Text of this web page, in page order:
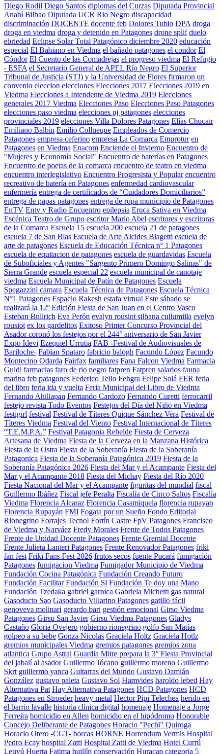
Diego Rodil Diego Santos diplomas del Curzas Diputada Provincial
Anahí Bilbao Diputada UCR Rio Negro discapacidad
discriminación DOCENTE docente feb Dolores Tubio DPA droga
droga en viedma droga y detenido en Patagones drone splif duelo
ebriedad Eclipse Solar Total Patagónico diciembre 2020 educación
especial El Bahiano en Viedma el bañado patagones el condor El
Cóndor El Cuento de las Comadrejas el progreso viedma El Refugio
- ESFA el Secretario General de APEL Río Negro El Superior
Tribunal de Justicia (STJ) y la Universidad de Flores firmaron un
convenio eleccion elecciones Elecciones 2017 Elecciones 2019 en
Viedma Elecciones a Intendente de Viedma 2019 Elecciones
generales 2017 Viedma Elecciones Paso Elecciones Paso Patagones
elecciones paso viedma elecciones pj patagones elecciones
provinciales 2019 elecciones Villa Dolores Patagones Elías Chucair
Emiliano Balbin Emilio Collueque Empleados de Comercio
Patagones empresa ceferino empresa La Comarca Emprotur en
Patagones en Viedma Enacom Enciende el Invierno Encuentro de
"Mujeres y Economía Social" Encuentro de baterías en Patagones
Encuentro de poetas de la comarca encuentro de teatro en viedma
encuentro interlegislativo Encuentro Progresista y Popular encuentro
recreativo de batería en Patagones enfermedad cardiovascular
enfermería entrega de certificados de “Cuidadores Domiciliarios”
entrega de papas patagones entrega de ropa municipio de Patagones
EnTV Entv y Radio Encuentro epilepsia Eruca Sativa en Viedma
Escénica Teatro de Grupo escritor Mario Abel escritores y escritoras
de la Comarca Escuela 15 escuela 200 escuela 21 de patagones
escuela 7 de San Blas Escuela de Arte Alcides Biagetti escuela de
arte de patagones Escuela de Educación Técnica n° 1 Patagones
escuela de equitacion de patagones escuela de guardavidas Escuela
de Suboficiales y Agentes "Sargento Primero Domingo Salinas" de
Sierra Grande escuela especial 22 escuela municipal de canotaje
viedma Escuela Municipal de Patín de Patagones Escuela
Spegazzini camara Escuela Técnica de Patagones Escuela Técnica
N°1 Patagones Espacio Rakesh estafa virtual Este sábado se
realizará la 12º Edición Fiesta de San Juan en el Centro Vasco
Esteban Bullrich Eva Perón evalyn rousiot silbana cullumilla evelyn
rousiot ex los gardelitos Exitoso Primer Concurso Provincial del
Asador coronó los festejos por el 244° aniversario de San Javier
Expo Idevi Ezequiel Urrutia FAB -Festival de Audiovisuales de
Bariloche- Fabian Spataro fabricio balogh Facundo López Facundo
Montecino Odarda Fairfax familiares Fana Falcon Viedma Farmacia
Guidi farmacias faro de rio negro fatpren Fatpren salarios fauna
marina feb patagones Federico Tello Fehgra Felipe Solá FER feria
del libro feria ida y vuelta Feria Municipal del Libro de Viedma
Fernando Ahillapan Fernando Cardozo Fernando Curetti ferrocarril
festejo revista Todo Eventos Festejos del Día del Niño en Viedma
festigirl festival Festival de Títeres Quique Sánchez Vera Festival de
Títeres Viedma Festival del Viento Festival Internacional de Títeres
“T.E.M.P.A.” Festival Patagonia Rebelde Fiesta de Cerveza
Artesana de Viedma Fiesta de la Cerveza en la Manzana Histórica
Fiesta de la Ostra Fiesta de la Soberanía Fiesta de la Soberanía
Patagonica Fiesta de la Soberanía Patagónica 2019 Fiesta de la
Soberanía Patagónica 2026 Fiesta del Mar y el Acampante Fiesta del
Mar y el Acampante 2018 Fiesta del Michay Fiesta del Río 2020
Fiesta Nacional del Mar y el Acampante figuritas del mundial fiscal
Guillermo Ibáñez Fiscal jefe Peralta Fiscalía de Cinco Saltos Fiscalía
Viedma Florencia Alcaraz Florencia Casamiquela florencia rupayan
Florencia Rupayán FMI Fogata por un Sueño Fondo Editorial
Rionegrino Forrajes Tecnol Fortín Castre FpV Patagones Francisco
de Viedma y Narváez Fredy Morales Frente de Todos Patagones
Frente de Unidad Docente Patagones Frente Gremial Docente
Frente Julieta Lanteri Patagones Frente Renovador Patagones friki
fan fest Friki Fans Fest 2026 frutos secos fuente Pucará fumigación
Patagones fumigacion Viedma Fumigador Municipio de Viedma
Fundación Cocina Patagónica Fundación Creando Futuro
Fundación Facilitar Fundación Si Fundación Te doy una Mano
Fundación Tzedaka gabriel garnica Gabriela Michetti gas natural
Gasoducto Sao Gasoducto Villarino Patagones gatillo fácil
genoveva molinari gerardo bari gestión emocional Girso Viedma
Patagones Girsu San Javier Girsu Viedma Patagones Gladys
Castaño Gloria Ovejero gobierno rionegrino golfo San Matías
golpeo a su bebe Gonza Nicolas Graciela Holtz Graciela Hotlz
gremios municipales Viedma gremios patagones gremios zona
atlantica Grupo Astral Guardia Mitre prepara la 3° Fiesta Provincial
del jabalí al asador Guillermo Jócano guillermo moreno Guillermo
Skrt guillermo yanca Guitarras del Mundo Gustavo Damián
González gustavo paleta Gustavo Sol Hamvides haroldo lebed Hay
Alternativa Pat Hay Alternativa Patagones HCD Patagones HCD
Patagones en Stroeder heavy metal Hector Pipi Telechea herido en
el barrio lavalle historia clínica digital homenaje Homenaje a Jorge
Ferreira homicidio en Allen homicidio en el hipódromo Honorable
Concejo Deliberante de Patagones Horacio "Pechi" Quiroga
Horacio Otero -CGT- horcas HORNE Horrendum Vermis Hospital
Pedro Ecay hospital Zatti Hospital Zatti de Viedma Hotel Currú
Leuvú Huerta Fatima huillín conservación Huracan categoria 5